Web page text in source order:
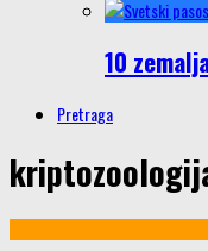
10
Pretraga